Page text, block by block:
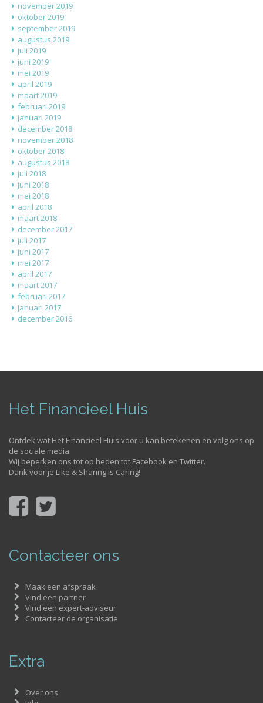
november 2019
oktober 2019
september 2019
augustus 2019
juli 2019
juni 2019
mei 2019
april 2019
maart 2019
februari 2019
januari 2019
december 2018
november 2018
oktober 2018
augustus 2018
juli 2018
juni 2018
mei 2018
april 2018
maart 2018
december 2017
juli 2017
juni 2017
mei 2017
april 2017
maart 2017
februari 2017
januari 2017
december 2016
Het Financieel Huis
Ontdek wat Het Financieel Huis voor u kan betekenen en volg ons op
de sociale media.
Wij beperken ons tot op heden tot Facebook en Twitter.
Dank voor je Like & Sharing is Caring!
Contacteer ons
Maak een afspraak
Vind een partner
Vind een expert-adviseur
Contacteer de organisatie
Extra
Over ons